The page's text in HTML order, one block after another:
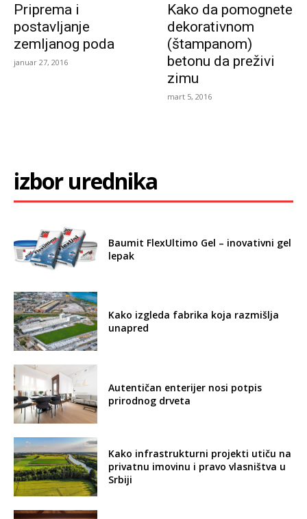
Priprema i
postavljanje
zemljanog poda
januar 27, 2016
Kako da pomognete
dekorativnom
(štampanom)
betonu da preživi
zimu
mart 5, 2016
izbor urednika
Baumit FlexUltimo Gel – inovativni gel
lepak
Kako izgleda fabrika koja razmišlja
unapred
Autentičan enterijer nosi potpis
prirodnog drveta
Kako infrastrukturni projekti utiču na
privatnu imovinu i pravo vlasništva u
Srbiji